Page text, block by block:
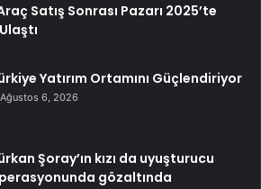
Satış Sonrası Pazarı 2025’te
Yatırım Ortamını Güçlendiriyor
Ağustos 6, 2026
Şoray’ın kızı da uyuşturucu
gözaltında